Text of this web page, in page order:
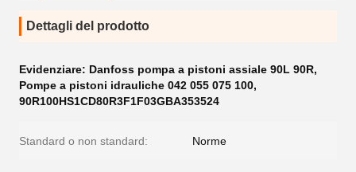
Dettagli del prodotto
Evidenziare: Danfoss pompa a pistoni assiale 90L 90R,
Pompe a pistoni idrauliche 042 055 075 100,
90R100HS1CD80R3F1F03GBA353524
Standard o non standard: Norme